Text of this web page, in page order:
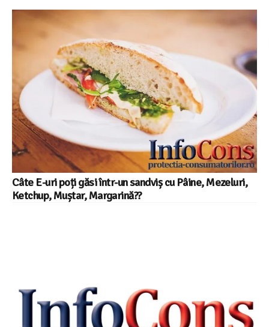
Câte E-uri poți găsi într-un sandviș cu Pâine, Mezeluri,
Ketchup, Muștar, Margarină??